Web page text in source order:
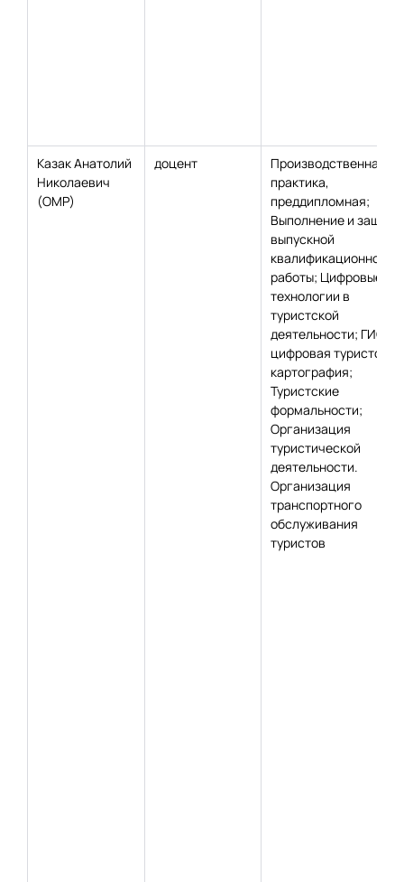
Казак Анатолий
Николаевич
(ОМР)
доцент
Производственная
практика,
преддипломная;
Выполнение и защита
выпускной
квалификационной
работы; Цифровые
технологии в
туристской
деятельности; ГИС и
цифровая туристская
картография;
Туристские
формальности;
Организация
туристической
деятельности.
Организация
транспортного
обслуживания
туристов